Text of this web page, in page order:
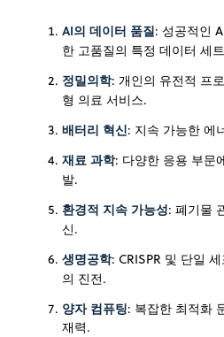
AI의 데이터 품질: 성공적인
한 고품질의 특정 데이터 세
정밀의학: 개인의 유전적 프
형 의료 서비스.
배터리 혁신: 지속 가능한 에
재료 과학: 다양한 응용 부문
발.
환경적 지속 가능성: 폐기물
신.
생명공학: CRISPR 및 단일
의 진전.
양자 컴퓨팅: 복잡한 최적화
재력.